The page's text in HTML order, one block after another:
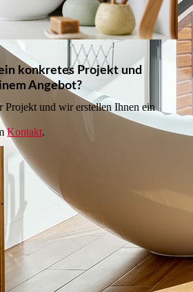
konkretes Projekt und
Angebot?
Projekt und wir erstellen Ihnen ein
Kontakt.